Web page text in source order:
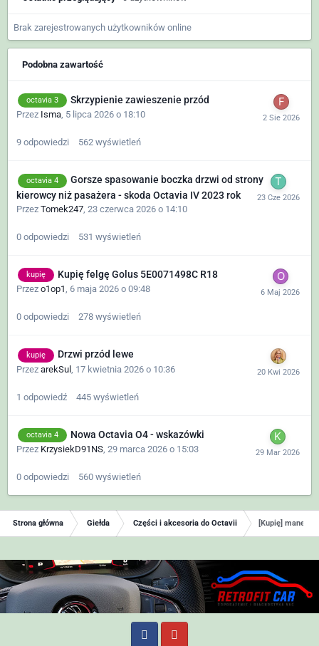
Brak zarejestrowanych użytkowników online
Podobna zawartość
octavia 3 Skrzypienie zawieszenie przód
Przez Isma, 5 lipca 2026 o 18:10
9 odpowiedzi 562 wyświetleń
octavia 4
Gorsze spasowanie boczka drzwi od strony
kierowcy niż pasażera - skoda Octavia IV 2023 rok
Przez Tomek247 23 czerwca 2026 o 14:10
0 odpowiedzi 531 wyświetleń
kupię Kupię felgę Golus 5E0071498C R18
Przez o1op1, 6 maja 2026 o 09:48
0 odpowiedzi 278 wyświetleń
kupię Drzwi przód lewe
Przez arekSul 17 kwietnia 2026 o 10:36
1 odpowiedź 445 wyświetleń
octavia 4 Nowa Octavia O4 - wskazówki
Przez KrzysiekD91NS 29 marca 2026 o 15:03
0 odpowiedzi 560 wyświetleń
Strona główna Giełda Części i akcesoria do Octavii [Kupię] manetki